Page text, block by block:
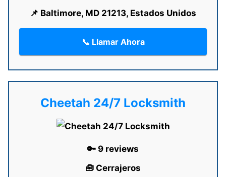
📌 Baltimore, MD 21213, Estados Unidos
📞 Llamar Ahora
Cheetah 24/7 Locksmith
🔑 9 reviews
🧰 Cerrajeros